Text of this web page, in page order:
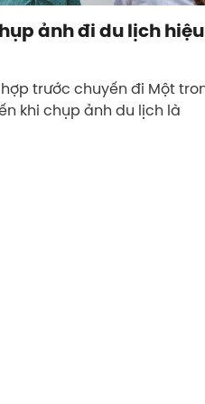
ảnh đi du lịch hiệu
trước chuyến đi Một
khi chụp ảnh du lịch là